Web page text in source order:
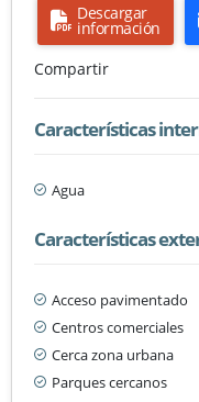
Descargar
información
Compartir
Características
Agua
Características
Acceso pavimentado
Centros comerciales
Cerca zona urbana
Parques cercanos